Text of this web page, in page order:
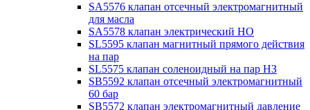
SA5576 клапан отсечный электромагнитный
для масла
SA5578 клапан электрический НО
SL5595 клапан магнитный прямого действия
на пар
SL5575 клапан соленоидный на пар НЗ
SB5592 клапан отсечный электромагнитный
60 бар
SB5572 клапан электромагнитный давление